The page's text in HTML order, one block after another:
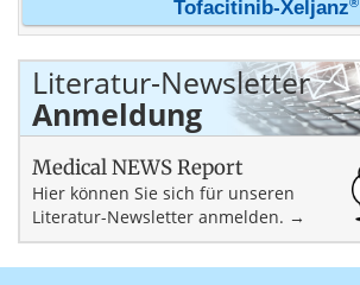
Tofacitinib-Xeljanz
Literatur-Newsletter
Anmeldung
Medical NEWS Report
Hier können Sie sich für unseren
Literatur-Newsletter anmelden. →